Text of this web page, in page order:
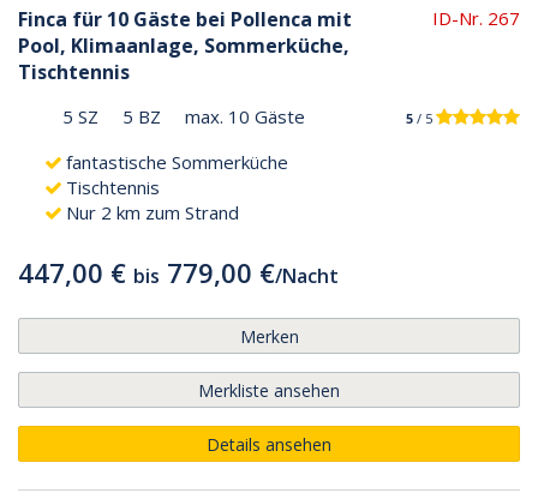
Finca für 10 Gäste bei Pollenca mit
Pool, Klimaanlage, Sommerküche,
Tischtennis
ID-Nr. 267
5 SZ 5 BZ max. 10 Gäste 5 / 5
fantastische Sommerküche
Tischtennis
Nur 2 km zum Strand
447,00 € bis 779,00 €/Nacht
Merken
Merkliste ansehen
Details ansehen